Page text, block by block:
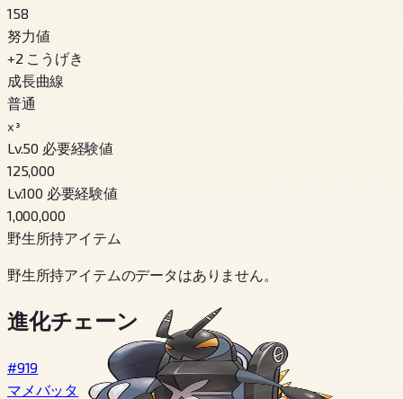
158
努力値
+2 こうげき
成長曲線
普通
x³
Lv.50 必要経験値
125,000
Lv.100 必要経験値
1,000,000
野生所持アイテム
野生所持アイテムのデータはありません。
進化チェーン
#919
マメバッタ